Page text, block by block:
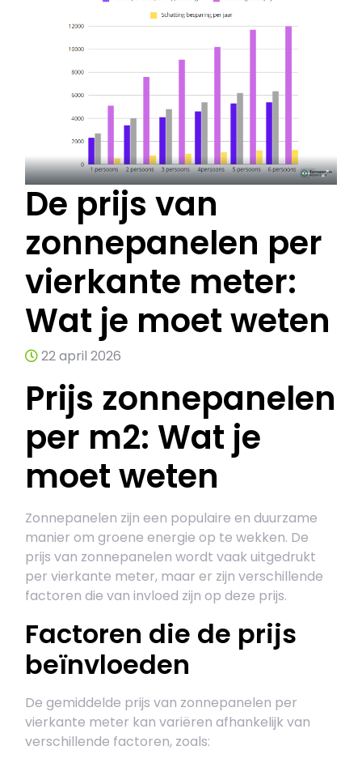
De prijs van
zonnepanelen per
vierkante meter:
Wat je moet weten
22 april 2026
Prijs zonnepanelen
per m2: Wat je
moet weten
Zonnepanelen zijn een populaire en duurzame
manier om groene energie op te wekken. De
prijs van zonnepanelen wordt vaak uitgedrukt
per vierkante meter, maar er zijn verschillende
factoren die van invloed zijn op deze prijs.
Factoren die de prijs
beïnvloeden
De gemiddelde prijs van zonnepanelen per
vierkante meter kan variëren afhankelijk van
verschillende factoren, zoals: